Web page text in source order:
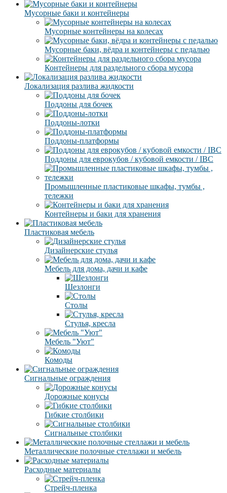
Мусорные баки и контейнеры
Мусорные контейнеры на колесах
Мусорные баки, вёдра и контейнеры с педалью
Контейнеры для раздельного сбора мусора
Локализация разлива жидкости
Поддоны для бочек
Поддоны-лотки
Поддоны-платформы
Поддоны для еврокубов / кубовой емкости / IBC
Промышленные пластиковые шкафы, тумбы ,
тележки
Контейнеры и баки для хранения
Пластиковая мебель
Дизайнерские стулья
Мебель для дома, дачи и кафе
Шезлонги
Столы
Стулья, кресла
Мебель "Уют"
Комоды
Сигнальные ограждения
Дорожные конусы
Гибкие столбики
Сигнальные столбики
Металлические полочные стеллажи и мебель
Расходные материалы
Стрейч-пленка